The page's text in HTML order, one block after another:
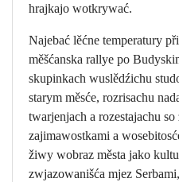
hrajkajo wotkrywać.
Najebać lěćne temperatury
měšćanska rallye po
skupinkach wuslědźichu
starym měsće, rozrisachu
twarjenjach a rozestajachu
zajimawostkami a
žiwy wobraz města jako
zwjazowanišća mjez